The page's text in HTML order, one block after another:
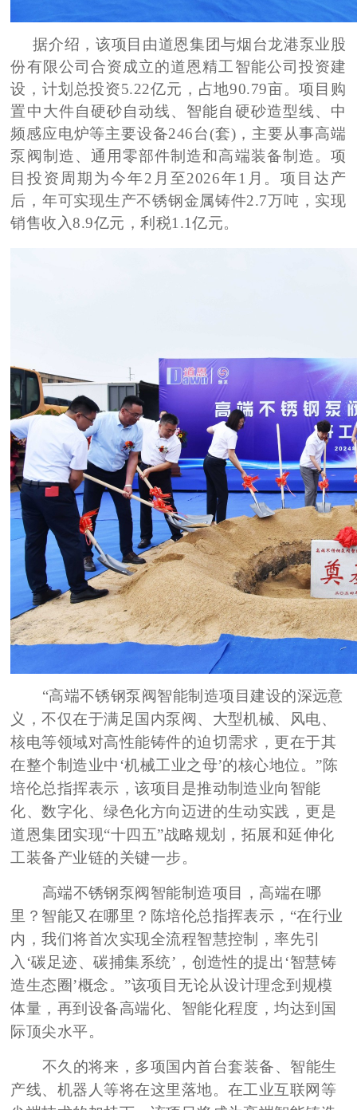
据介绍，该项目由道恩集团与烟台龙港泵业股
份有限公司合资成立的道恩精工智能公司投资建
设，计划总投资5.22亿元，占地90.79亩。项目购
置中大件自硬砂自动线、智能自硬砂造型线、中
频感应电炉等主要设备246台(套)，主要从事高端
泵阀制造、通用零部件制造和高端装备制造。项
目投资周期为今年2月至2026年1月。项目达产
后，年可实现生产不锈钢金属铸件2.7万吨，实现
销售收入8.9亿元，利税1.1亿元。
“高端不锈钢泵阀智能制造项目建设的深远意
义，不仅在于满足国内泵阀、大型机械、风电、
核电等领域对高性能铸件的迫切需求，更在于其
在整个制造业中‘机械工业之母’的核心地位。”陈
培伦总指挥表示，该项目是推动制造业向智能
化、数字化、绿色化方向迈进的生动实践，更是
道恩集团实现“十四五”战略规划，拓展和延伸化
工装备产业链的关键一步。
高端不锈钢泵阀智能制造项目，高端在哪
里？智能又在哪里？陈培伦总指挥表示， “在行业
内，我们将首次实现全流程智慧控制，率先引
入‘碳足迹、碳捕集系统’，创造性的提出‘智慧铸
造生态圈’概念。”该项目无论从设计理念到规模
体量，再到设备高端化、智能化程度，均达到国
际顶尖水平。
不久的将来，多项国内首台套装备、智能生
产线、机器人等将在这里落地。在工业互联网等